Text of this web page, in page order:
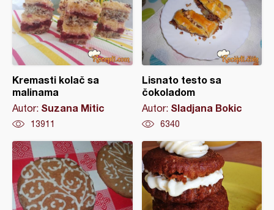
Kremasti kolač sa
malinama
Autor: Suzana Mitic
13911
Lisnato testo sa
čokoladom
Autor: Sladjana Bokic
6340